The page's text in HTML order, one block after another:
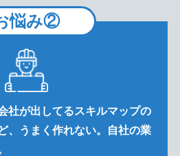
悩み②
社が出してるスキルマップの
、うまく作れない。自社の業